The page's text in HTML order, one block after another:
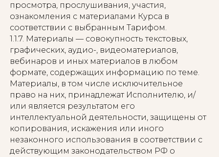
просмотра, прослушивания, участия,
ознакомления с материалами Курса в
соответствии с выбранным Тарифом.
1.1.7. Материалы — совокупность текстовых,
графических, аудио-, видеоматериалов,
вебинаров и иных материалов в любом
формате, содержащих информацию по теме.
Материалы, в том числе исключительное
право на них, принадлежат Исполнителю, и/
или является результатом его
интеллектуальной деятельности, защищены от
копирования, искажения или иного
незаконного использования в соответствии с
действующим законодательством РФ о